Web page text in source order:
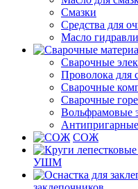
Смазки
Средства для
Масло
Сварочные
Проволока для
Сварочные
Сварочные
Вольфрамовые
СОЖ
УШМ